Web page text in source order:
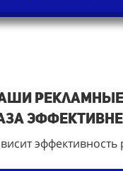
рекламные